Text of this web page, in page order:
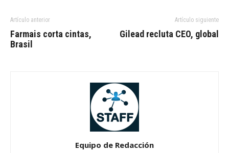
Artículo anterior
Farmais corta cintas,
Brasil
Artículo siguiente
Gilead recluta CEO, global
Equipo de Redacción